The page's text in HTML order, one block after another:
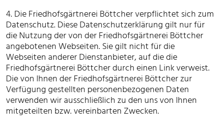
4. Die Friedhofsgärtnerei Böttcher verpflichtet sich zum
Datenschutz. Diese Datenschutzerklärung gilt nur für
die Nutzung der von der Friedhofsgärtnerei Böttcher
angebotenen Webseiten. Sie gilt nicht für die
Webseiten anderer Dienstanbieter, auf die die
Friedhofsgärtnerei Böttcher durch einen Link verweist.
Die von Ihnen der Friedhofsgärtnerei Böttcher zur
Verfügung gestellten personenbezogenen Daten
verwenden wir ausschließlich zu den uns von Ihnen
mitgeteilten bzw. vereinbarten Zwecken.